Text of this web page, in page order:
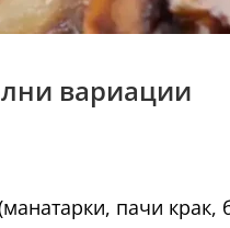
вариации
пачи крак,